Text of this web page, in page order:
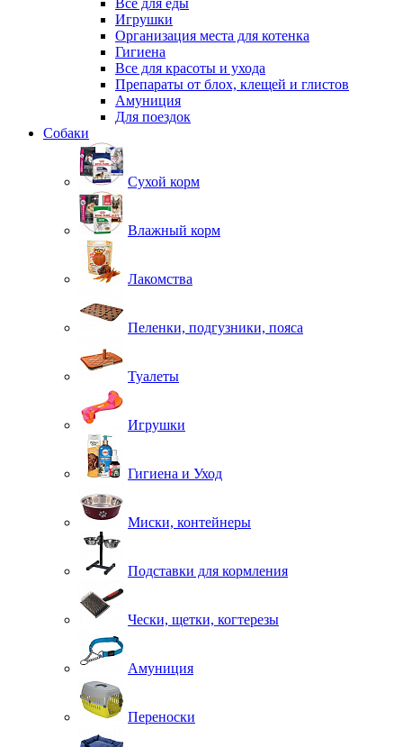
Все для еды
Игрушки
Организация места для котенка
Гигиена
Все для красоты и ухода
Препараты от блох, клещей и глистов
Амуниция
Для поездок
Собаки
Сухой корм
Влажный корм
Лакомства
Пеленки, подгузники, пояса
Туалеты
Игрушки
Гигиена и Уход
Миски, контейнеры
Подставки для кормления
Чески, щетки, когтерезы
Амуниция
Переноски